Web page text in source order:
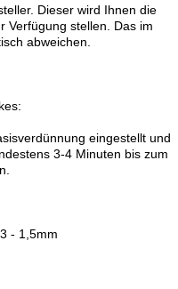
Dieser wird Ihnen die
Verfügung stellen. Das im
abweichen.
eingestellt und
3-4 Minuten bis zum
- 1,5mm